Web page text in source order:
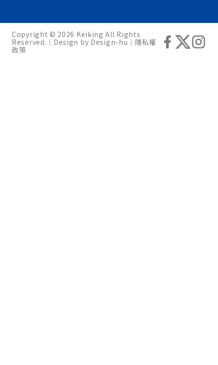
Copyright © 2026 Keiking All Rights
Reserved.｜Design by Design-hu ｜ 隱私權
政策